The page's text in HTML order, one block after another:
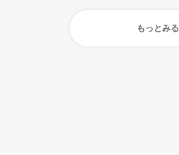
もっとみる